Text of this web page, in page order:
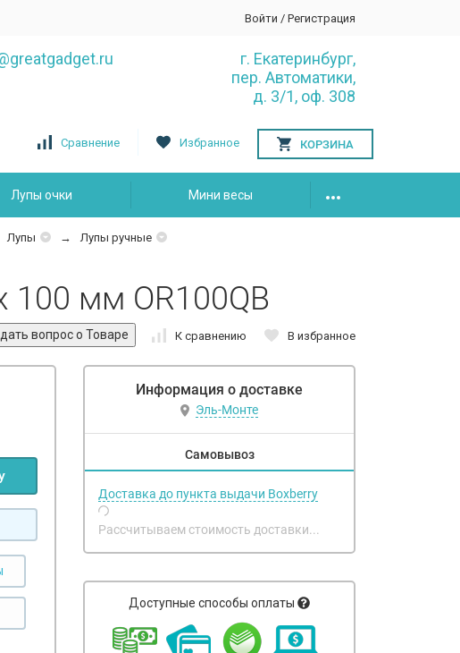
Войти / Регистрация
г. Екатеринбург,
пер. Автоматики,
д. 3/1, оф. 308
Сравнение Избранное КОРЗИНА
Лупы очки Мини весы
Лупы
Лупы ручные
100 мм OR100QB
К сравнению В избранное
Информация о доставке
Эль-Монте
Самовывоз
Доставка до пункта выдачи Boxberry
Рассчитываем стоимость доставки...
Доступные способы оплаты